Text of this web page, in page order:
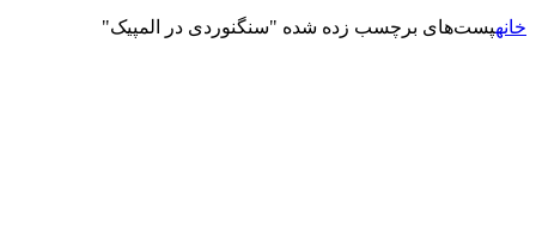
خانهپست‌های برچسب زده شده "سنگنوردی در المپیک"